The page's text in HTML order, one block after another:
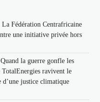
Fédération Centrafricaine
une initiative privée hors
Quand la guerre gonfle les
ravivent le
d’une justice climatique